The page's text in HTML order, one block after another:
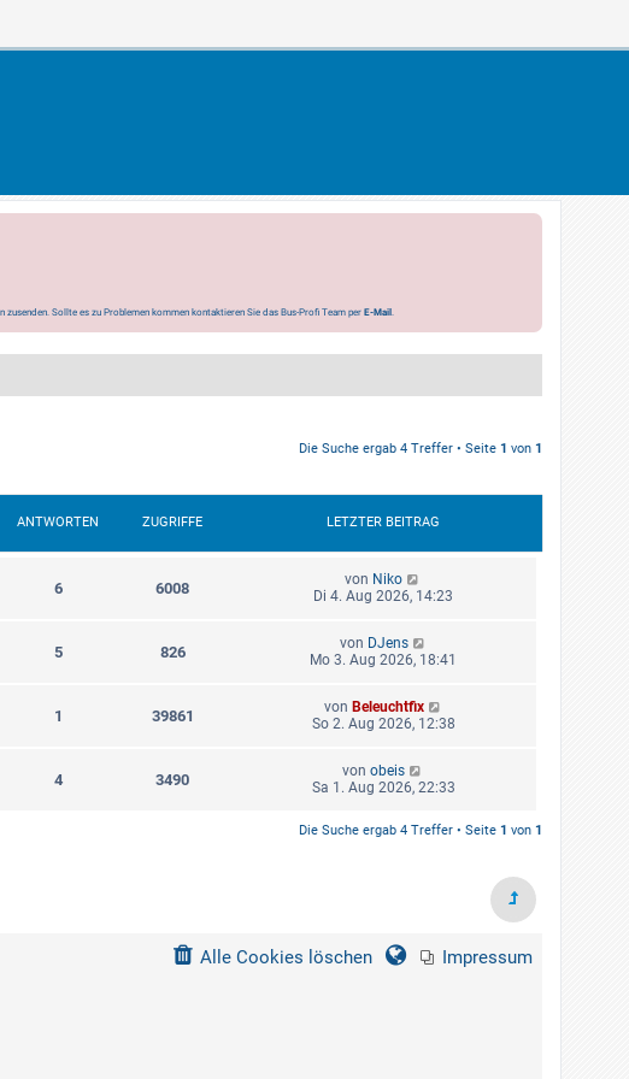
zusenden. Sollte es zu Problemen kommen kontaktieren Sie das Bus-Profi Team per E-Mail.
Die Suche ergab 4 Treffer • Seite 1 von 1
ANTWORTEN ZUGRIFFE LETZTER BEITRAG
6 6008 von Niko
Di 4. Aug 2026, 14:23
5 826 von DJens
Mo 3. Aug 2026, 18:41
1 39861 von Beleuchtfix
So 2. Aug 2026, 12:38
4 3490 vonobeis
Sa 1. Aug 2026, 22:33
Die Suche ergab 4 Treffer • Seite 1 von 1
Impressum
Alle Cookies löschen